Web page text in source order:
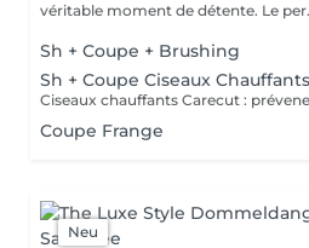
véritable moment de détente.
Sh + Coupe + Brushing
Sh + Coupe Ciseaux Chauffants
Coupe Frange
Neu